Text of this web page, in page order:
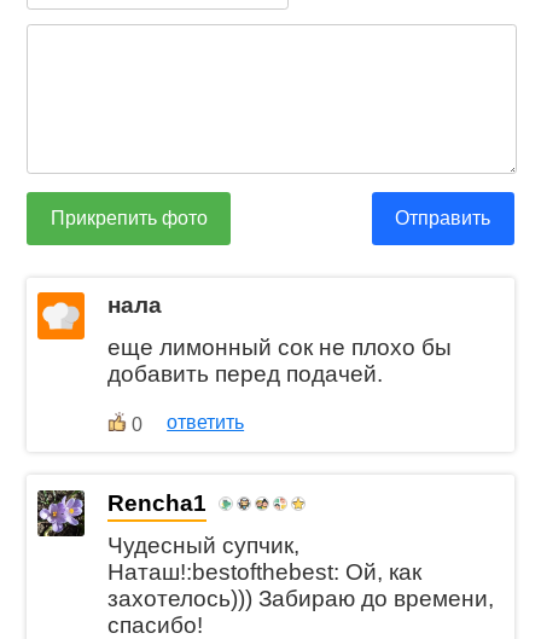
Прикрепить фото Отправить
нала
еще лимонный сок не плохо бы
добавить перед подачей.
0 ответить
Rencha1
Чудесный супчик,
Наташ!:bestofthebest: Ой, как
захотелось))) Забираю до времени,
спасибо!